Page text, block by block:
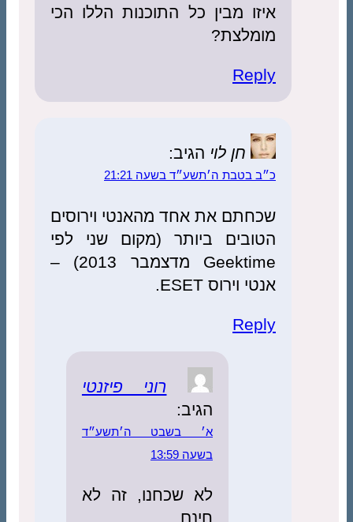
איזו מבין כל התוכנות הללו הכי
מומלצת?
Reply
חן לוי הגיב:
כ״ב בטבת ה׳תשע״ד בשעה 21:21
שכחתם את אחד מהאנטי וירוסים
הטובים ביותר (מקום שני לפי
Geektime מדצמבר 2013) –
אנטי וירוס ESET.
Reply
רוני פיזנטי
הגיב:
א׳ בשבט ה׳תשע״ד
בשעה 13:59
לא שכחנו, זה לא
חינם.